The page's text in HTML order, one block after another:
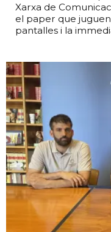
Xarxa de
el paper que
pantalles i la